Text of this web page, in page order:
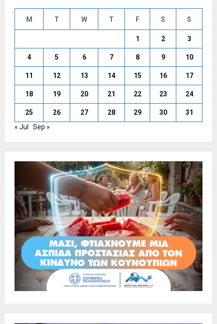
M T W T F S S
1 2 3
4 5 6 7 8 9 10
11 12 13 14 15 16 17
18 19 20 21 22 23 24
25 26 27 28 29 30
31
« Jul
Sep »